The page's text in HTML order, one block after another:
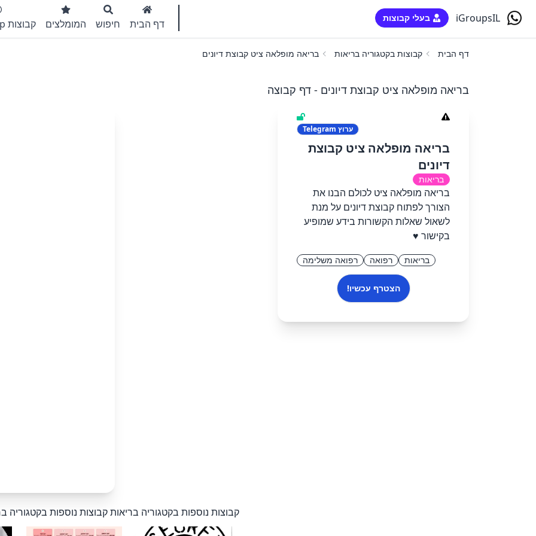
iGroupsIL בעלי קבוצות דף הבית חיפוש המומלצים קבוצות WhatsApp
דף הבית קבוצות בקטגוריה בריאות בריאה מופלאה ציט קבוצת דיונים
בריאה מופלאה ציט קבוצת דיונים - דף קבוצה
ערוץ
בריאה מופלאה ציט קבוצת
דיונים
בריאות
בריאה מופלאה ציט לכולם הבנו את
הצורך לפתוח קבוצת דיונים על מנת
לשאול שאלות הקשורות בידע שמופיע
בקישור ♥️
בריאות רפואה רפואה משלימה
הצטרף עכשיו!
קבוצות נוספות בקטגוריה בריאותקבוצות נוספות בקטגוריה